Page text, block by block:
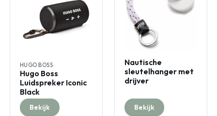
HUGO BOSS
Hugo Boss
Luidspreker Iconic
Black
Bekijk
Nautische
sleutelhanger met
drijver
Bekijk